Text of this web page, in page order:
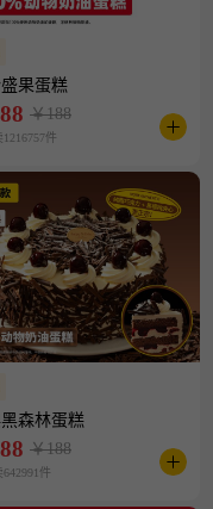
果蛋糕
￥188
件
森林蛋糕
￥188
件